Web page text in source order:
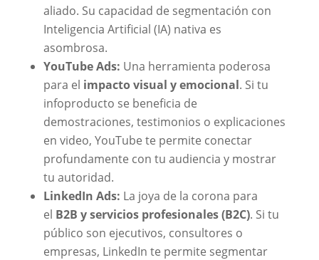
aliado. Su capacidad de segmentación con
Inteligencia Artificial (IA) nativa es
asombrosa.
YouTube Ads: Una herramienta poderosa
para el impacto visual y emocional. Si tu
infoproducto se beneficia de
demostraciones, testimonios o explicaciones
en video, YouTube te permite conectar
profundamente con tu audiencia y mostrar
tu autoridad.
LinkedIn Ads: La joya de la corona para
el B2B y servicios profesionales (B2C). Si tu
público son ejecutivos, consultores o
empresas, LinkedIn te permite segmentar